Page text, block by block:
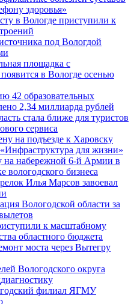
здоровья»
в Вологде приступили к
под Вологдой
площадка с
в Вологде осенью
42 образовательных
2,34 миллиарда рублей
стала ближе для туристов
сервиса
на подъезде к Харовску
для жизни»
на набережной 6-й Армии в
вологодского бизнеса
Илья Марсов завоевал
Вологодской области за
к масштабному
областного бюджета
моста через Вытегру
Вологодского округа
филиал ЯГМУ